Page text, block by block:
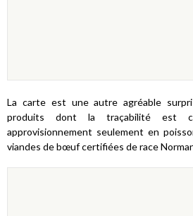
La carte est une autre agréable
produits dont la traçabilité est
approvisionnement seulement en
viandes de bœuf certifiées de race